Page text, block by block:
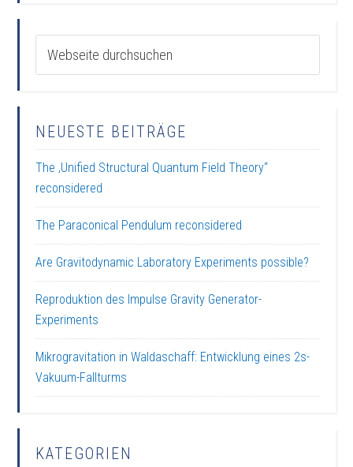
NEUESTE BEITRÄGE
The ‚Unified Structural Quantum Field Theory“
reconsidered
The Paraconical Pendulum reconsidered
Are Gravitodynamic Laboratory Experiments possible?
Reproduktion des Impulse Gravity Generator-
Experiments
Mikrogravitation in Waldaschaff: Entwicklung eines 2s-
Vakuum-Fallturms
KATEGORIEN